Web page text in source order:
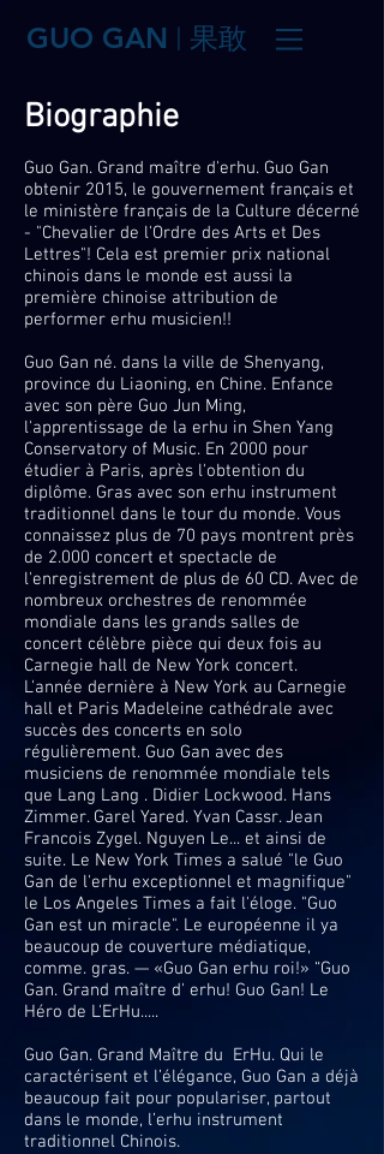
GUO GAN 果敢
Biographie
Guo Gan. Grand maître d'erhu. Guo Gan
obtenir 2015, le gouvernement français et
le ministère français de la Culture décerné
- "Chevalier de l'Ordre des Arts et Des
Lettres"! Cela est premier prix national
chinois dans le monde est aussi la
première chinoise attribution de
performer erhu musicien!!
Guo Gan né. dans la ville de Shenyang,
province du Liaoning, en Chine. Enfance
avec son père Guo Jun Ming,
l'apprentissage de la erhu in Shen Yang
Conservatory of Music. En 2000 pour
étudier à Paris, après l'obtention du
diplôme. Gras avec son erhu instrument
traditionnel dans le tour du monde. Vous
connaissez plus de 70 pays montrent près
de 2.000 concert et spectacle de
l'enregistrement de plus de 60 CD. Avec de
nombreux orchestres de renommée
mondiale dans les grands salles de
concert célèbre pièce qui deux fois au
Carnegie hall de New York concert.
L'année dernière à New York au Carnegie
hall et Paris Madeleine cathédrale avec
succès des concerts en solo
régulièrement. Guo Gan avec des
musiciens de renommée mondiale tels
que Lang Lang . Didier Lockwood. Hans
Zimmer. Garel Yared. Yvan Cassr. Jean
Francois Zygel. Nguyen Le... et ainsi de
suite. Le New York Times a salué "le Guo
Gan de l'erhu exceptionnel et magnifique"
le Los Angeles Times a fait l'éloge. "Guo
Gan est un miracle". Le européenne il ya
beaucoup de couverture médiatique,
comme. gras. — «Guo Gan erhu roi!» “Guo
Gan. Grand maître d' erhu! Guo Gan! Le
Héro de L'ErHu.....
Guo Gan. Grand Maître du ErHu. Qui le
caractérisent et l’élégance, Guo Gan a déjà
beaucoup fait pour populariser, partout
dans le monde, l’erhu instrument
traditionnel Chinois.